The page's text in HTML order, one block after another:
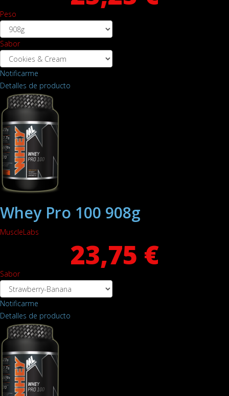
Peso
Sabor
Notificarme
Detalles de producto
Whey Pro 100 908g
MuscleLabs
23,75 €
Sabor
Notificarme
Detalles de producto